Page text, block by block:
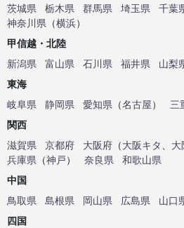
茨城県
栃木県 群馬県 埼玉県 千葉
神奈川県 （横浜）
甲信越・北陸
新潟県
富山県 石川県 福井県 山梨
東海
岐阜県
静岡県 愛知県 （名古屋）
三
関西
滋賀県
京都府 大阪府 （大阪キタ 大
兵庫県 （神戸） 奈良県
和歌山県
中国
鳥取県
島根県 岡山県 広島県
山口
四国